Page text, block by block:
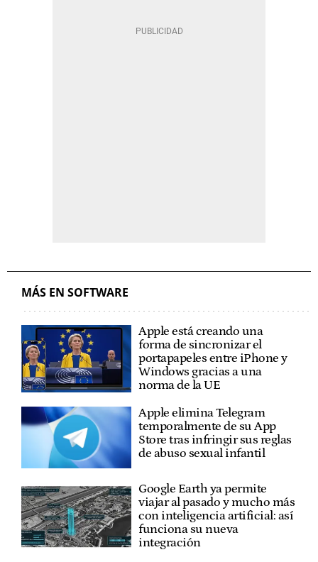
MÁS EN SOFTWARE
Apple está creando una
forma de sincronizar el
portapapeles entre iPhone y
Windows gracias a una
norma de la UE
Apple elimina Telegram
temporalmente de su App
Store tras infringir sus reglas
de abuso sexual infantil
Google Earth ya permite
viajar al pasado y mucho más
con inteligencia artificial: así
funciona su nueva
integración